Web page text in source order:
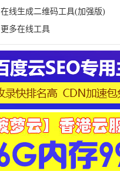
在线生成二维码工具(加强版)
更多在线工具